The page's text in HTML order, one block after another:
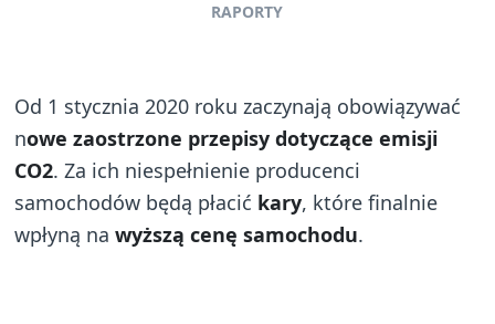
RAPORTY
Od 1 stycznia 2020 roku zaczynają obowiązywać
nowe zaostrzone przepisy dotyczące emisji
CO2. Za ich niespełnienie producenci
samochodów będą płacić kary, które finalnie
wpłyną nawyższą cenę samochodu.